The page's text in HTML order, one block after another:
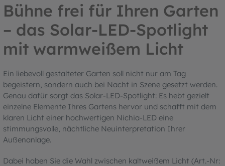
Bühne frei für Ihren Garten
– das Solar-LED-Spotlight
mit warmweißem Licht
Ein liebevoll gestalteter Garten soll nicht nur am Tag
begeistern, sondern auch bei Nacht in Szene gesetzt werden.
Genau dafür sorgt das Solar-LED-Spotlight: Es hebt gezielt
einzelne Elemente Ihres Gartens hervor und schafft mit dem
klaren Licht einer hochwertigen Nichia-LED eine
stimmungsvolle, nächtliche Neuinterpretation Ihrer
Außenanlage.
Dabei haben Sie die Wahl zwischen kaltweißem Licht (Art.-Nr: